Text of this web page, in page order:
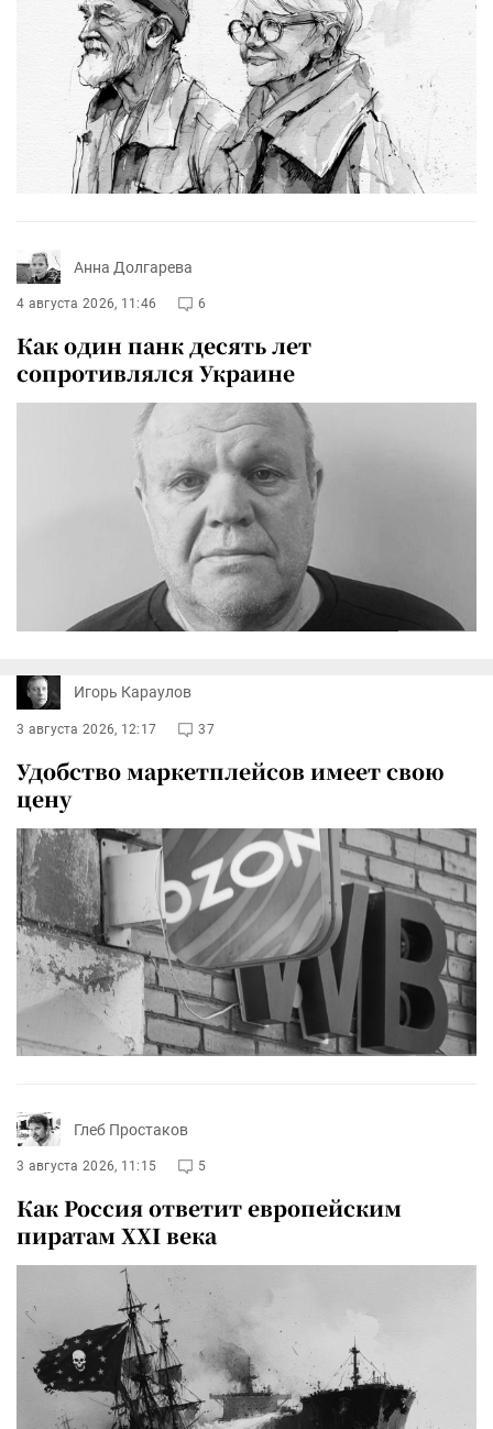
Анна Долгарева
4 августа 2026, 11:46 6
Как один панк десять лет
сопротивлялся Украине
Игорь Караулов
3 августа 2026, 12:17 37
Удобство маркетплейсов имеет свою
цену
Глеб Простаков
3 августа 2026, 11:15 5
Как Россия ответит европейским
пиратам XXI века